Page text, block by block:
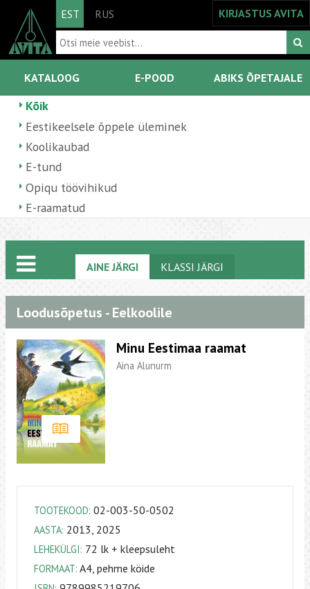
EST RUS KIRJASTUS AVITA
KATALOOG E-POOD ABIKS ÕPETAJALE
Kõik
Eestikeelsele õppele üleminek
Koolikaubad
E-tund
Opiqu töövihikud
E-raamatud
AINE JÄRGI KLASSI JÄRGI
Loodusõpetus - Eelkoolile
Minu Eestimaa raamat
Aina Alunurm
TOOTEKOOD: 02-003-50-0502
AASTA: 2013, 2025
LEHEKÜLGI: 72 lk + kleepsuleht
FORMAAT: A4, pehme köide